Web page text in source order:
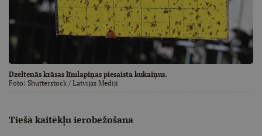
Dzeltenās krāsas līmlapiņas piesaista kukaiņus.
Foto: Shutterstock / Latvijas Mediji
Tiešā kaitēkļu ierobežošana